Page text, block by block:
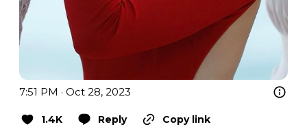
7:51 PM · Oct 28, 2023
1.4K Reply
Copy link